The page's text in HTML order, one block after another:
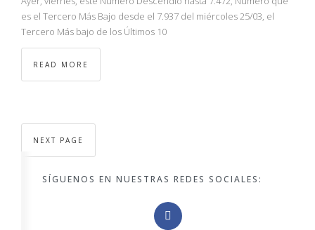
es el Tercero Más Bajo desde el 7.937 del miércoles 25/03, el
Tercero Más bajo de los Últimos 10
READ MORE
NEXT PAGE
SÍGUENOS EN NUESTRAS REDES SOCIALES: